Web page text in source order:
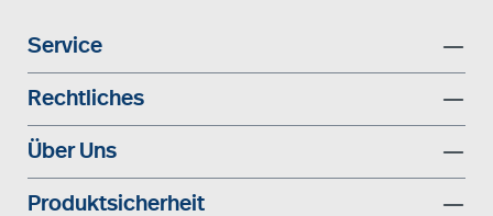
Service
Rechtliches
Über Uns
Produktsicherheit